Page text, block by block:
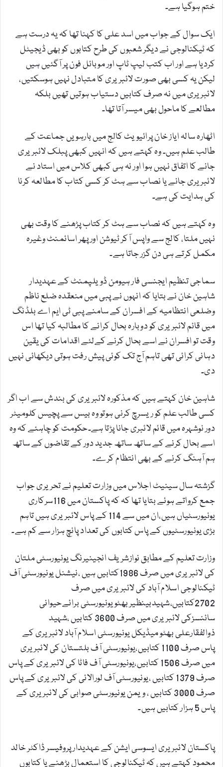
ختم ہوگیا ہے۔
ایک سوال کے جواب میں اسد علی کا کہنا تھا کہ یہ درست ہے
کہ ٹیکنالوجی نے دیگر شعبوں کی طرح کتابوں کو بھی ڈیجیٹل
کردیا ہے اور اب کتب لیپ ٹاپ اور موبائل فون پر آگئیں ہیں
لیکن یہ کسی بھی صورت لائبریری کا متبادل نہیں ہوسکتیں،
لائبریری میں نہ صرف کتابیں دستیاب ہوتیں تھیں بلکہ
مطالعے کا ماحول بھی میسر آتا تھا۔
اٹھارہ سالہ ایاز خان پرائیویٹ کالج میں بارہویں جماعت کے
طالب علم ہیں۔ وہ کہتے ہیں کہ انہیں کبھی پبلک لائبریری
جانے کا اتفاق نہیں ہوا اور نہ ہی کبھی کلاس میں استاد نے
لائبریری جانے یا نصاب سے ہٹ کر کسی کتاب کا مطالعہ کرنا
کی ہدایت کی ہے۔
وہ کہتے ہیں کہ نصاب سے ہٹ کر کتاب پڑھنے کا وقت بھی
نہیں ملتا، کالج سے واپس آکر ٹیوشن اور پھر اسائمنٹ وغیرہ
مکمل کرتے ہی دن گزر جاتا ہے۔
سماجی تنظیم ایجنسی فار ہیومن ڈویلپمنٹ کے عہدیدار
شاہین خان نے بتایا کہ انہوں نے پبی میں منعقدہ ضلع ناظم
وضلعی انتظامیہ کے افسران کے سامنے پبی ٹی ایم اے بلڈنگ
میں قائم لائبریری کو دوبارہ بحال کرانے کا مطالبہ کیا تھا اس
وقت تو افسران نے اسے بحال کرنے کےلئے اقدامات کی یقین
دہانی کرائی تھی تاہم آج تک کوئی پیش رفت ہوتی دیکھائی نہیں
دی۔
شاہین خان کہتے ہیں کہ مذکورہ لائبریری کی بندش سے اب اگر
کسی طالب علم کو ریسرچ کرنی ہوتو وہ بیس سے پچیس کلومیٹر
دور نوشہرہ میں قائم لائبری جانا پڑتا ہے۔حکومت کو چاہئے کہ وہ
اسے بحال کرنے کے ساتھ ساتھ جدید دور کے تقاضوں کے ساتھ
ہم آہنگ کرنے کے بھی انتظام کرے۔
گزشتہ سال سینیٹ اجلاس میں وزارت تعلیم نے تحریری جواب
جمع کرواتے ہوئے بتایا تھا کہ کہ پاکستان میں 116سرکاری
یونیورسٹیاں ہیں،ان میں سے 114 کے پاس لائبریری ہیں تاہم
بڑی یونیورسٹیوں کے پاس کتابوں کی تعداد پانچ ہزار سے کم ہے۔
وزارت تعلیم کے مطابق نوازشریف انجینیرنگ یونیورسٹی ملتان
کی لائبریری میں صرف 1986کتابیں ہیں ،نیشنل یونیورسٹی آف
ٹیکنالوجی اسلام آباد کی لائبریری میں صرف
2702کتابیں،شہیدبینظیربھٹو یونیورسٹی برائےحیوانی
سائنسزکی لائبریری میں صرف 3600 کتابیں ،شہید
ذوالفقارعلی بھٹو میڈیکل یونیورسٹی اسلام آباد لائبریری کے
پاس صرف 1100 کتابیں،یونیورسٹی آف بلتستان کی لائبریری
میں صرف 1506 کتابیں،یونیورسٹی آف فاٹا کی لائبریری کے پاس
صرف 1379 کتابیں ،یونیورسٹی آف لورالائی کی لائبریری کے پاس
صرف 3000 کتابیں ، ویمن یونیورسٹی صوابی کی لائبریری کے
پاس 5 ہزار کتابیں ہیں۔
پاکستان لائبریری ایسوسی ایشن کے عہدیدار پروفیسر ڈاکٹر خالد
محمود کہتے ہیں کہ ٹیکنالوجی کا استعمال بڑھنے یا کتابوں